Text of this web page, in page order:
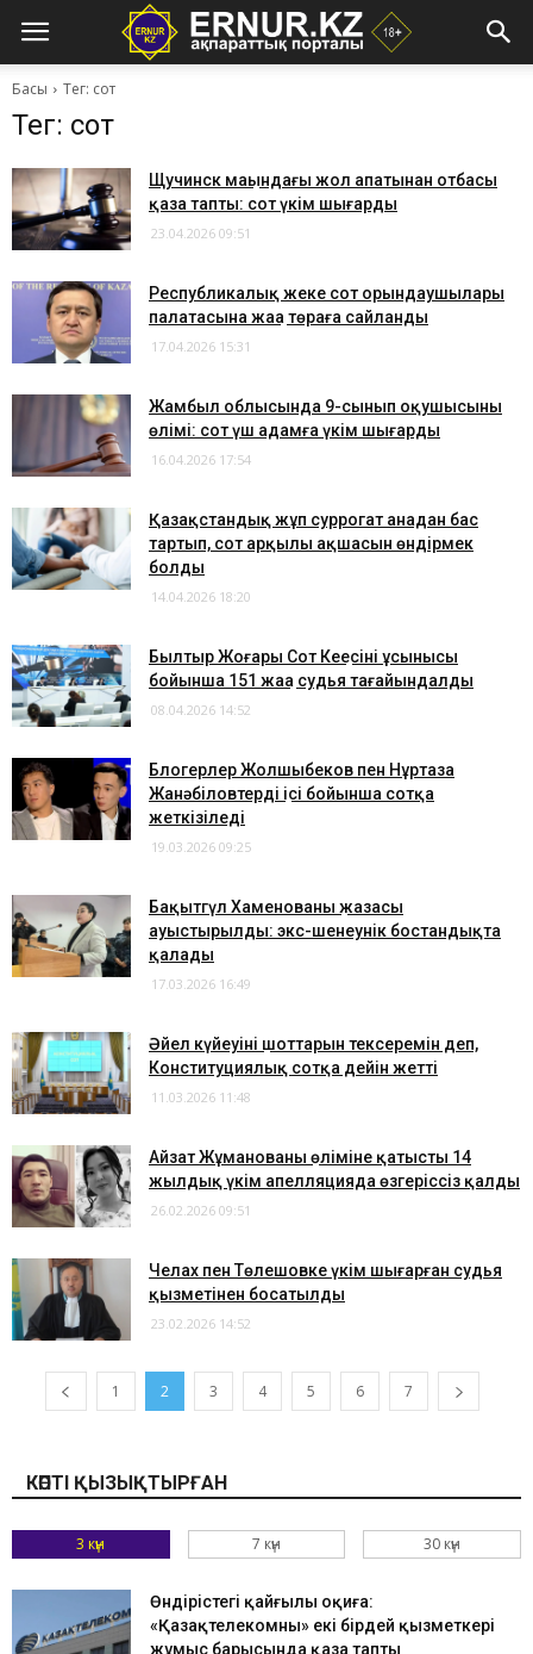
Басы Тег: сот
Тег: сот
Щучинск маңындағы жол апатынан отбасы
қаза тапты: сот үкім шығарды
23.04.2026 09:51
Республикалық жеке сот орындаушылары
палатасына жаңа төраға сайланды
17.04.2026 15:31
Жамбыл облысында 9-сынып оқушысының
өлімі: сот үш адамға үкім шығарды
16.04.2026 17:54
Қазақстандық жұп суррогат анадан бас
тартып, сот арқылы ақшасын өндірмек
болды
14.04.2026 18:20
Былтыр Жоғары Сот Кеңесінің ұсынысы
бойынша 151 жаңа судья тағайындалды
08.04.2026 14:52
Блогерлер Жолшыбеков пен Нұртаза
Жанәбіловтердің ісі бойынша сотқа
жеткізіледі
19.03.2026 09:25
Бақытгүл Хаменованың жазасы
ауыстырылды: экс-шенеунік бостандықта
қалады
17.03.2026 16:49
Әйел күйеуінің шоттарын тексеремін деп,
Конституциялық сотқа дейін жетті
11.03.2026 11:48
Айзат Жұманованың өліміне қатысты 14
жылдық үкім апелляцияда өзгеріссіз қалды
26.02.2026 09:51
Челах пен Төлешовке үкім шығарған судья
қызметінен босатылды
23.02.2026 14:52
1 2 3 4 5 6 7
КӨПТІ ҚЫЗЫҚТЫРҒАН
3 күн 7 күн 30 күн
Өндірістегі қайғылы оқиға:
«Қазақтелекомның» екі бірдей қызметкері
жұмыс барысында қаза тапты